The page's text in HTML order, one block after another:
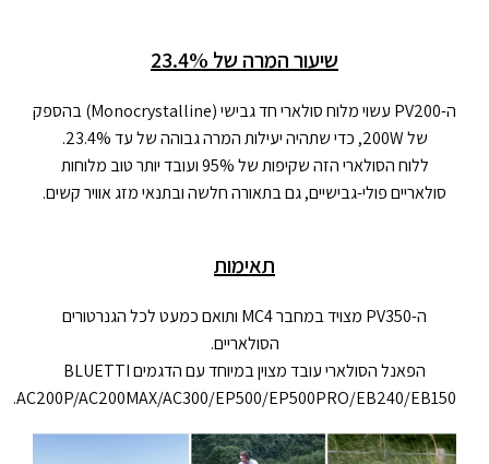
שיעור המרה של 23.4%
ה-PV200 עשוי מלוח סולארי חד גבישי (Monocrystalline) בהספק
של 200W, כדי שתהיה יעילות המרה גבוהה של עד 23.4%.
ללוח הסולארי הזה שקיפות של 95% ועובד יותר טוב מלוחות
סולאריים פולי-גבישיים, גם בתאורה חלשה ובתנאי מזג אוויר קשים.
תאימות
ה-PV350 מצויד במחבר MC4 ותואם כמעט לכל הגנרטורים
הסולאריים.
הפאנל הסולארי עובד מצוין במיוחד עם הדגמים BLUETTI
AC200P/AC200MAX/AC300/EP500/EP500PRO/EB240/EB150.